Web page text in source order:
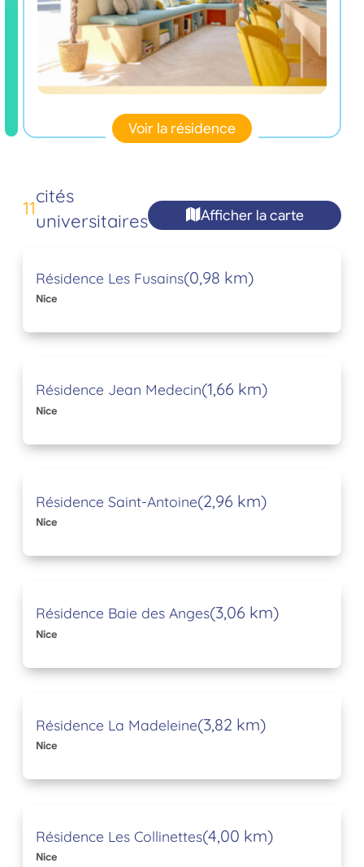
Voir la résidence
11
cités
universitaires
Afficher la carte
Résidence Les Fusains(0,98 km)
Nice
Résidence Jean Medecin(1,66 km)
Nice
Résidence Saint-Antoine(2,96 km)
Nice
Résidence Baie des Anges(3,06 km)
Nice
Résidence La Madeleine(3,82 km)
Nice
Résidence Les Collinettes(4,00 km)
Nice